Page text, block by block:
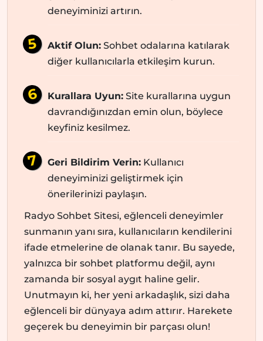
deneyiminizi artırın.
Aktif Olun: Sohbet odalarına katılarak
diğer kullanıcılarla etkileşim kurun.
Kurallara Uyun: Site kurallarına uygun
davrandığınızdan emin olun, böylece
keyfiniz kesilmez.
Geri Bildirim Verin: Kullanıcı
deneyiminizi geliştirmek için
önerilerinizi paylaşın.
Radyo Sohbet Sitesi, eğlenceli deneyimler
sunmanın yanı sıra, kullanıcıların kendilerini
ifade etmelerine de olanak tanır. Bu sayede,
yalnızca bir sohbet platformu değil, aynı
zamanda bir sosyal aygıt haline gelir.
Unutmayın ki, her yeni arkadaşlık, sizi daha
eğlenceli bir dünyaya adım attırır. Harekete
geçerek bu deneyimin bir parçası olun!